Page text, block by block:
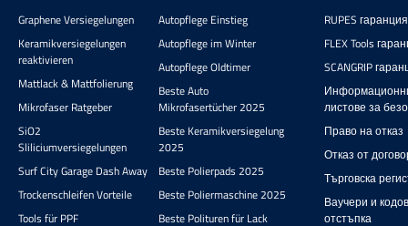
Passion произвежда DP Pro
полиращия диск по поръчка в САЩ
под строг контрол и с патентирана
технология. Полиращият диск е
достъпен за поставки 75мм и
125мм. Версията 125мм има
средна дупка за по-лесно
поставяне и по-добро охлаждане.
Полиращ диск с висок абразивен
ефект и силен гланцов финиш
Неворазима бързина при полиране
на автомобилен лак
Високоефективно премахване на
при
това
Country
Graphene Versiegelungen
Keramikversiegelungen
reaktivieren
Mattlack & Mattfolierung
Mikrofaser Ratgeber
SiO2
Sliliciumversiegelungen
Surf City Garage Dash Away
Trockenschleifen Vorteile
Tools für PPF
Autopflege Einstieg
Autopflege im Winter
Autopflege Oldtimer
Beste Auto
Mikrofasertücher 2025
Beste Keramikversiegelung
2025
Beste Polierpads 2025
Beste Poliermaschine 2025
Beste Polituren für Lack
RUPES гаранция
FLEX Tools
SCANGRIP
листове за
Право на отказ
Отказ от
Търговска
Ваучери и
отстъпка